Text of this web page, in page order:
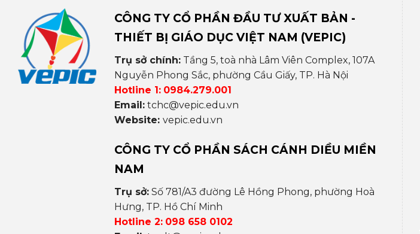
CÔNG TY CỔ PHẦN ĐẦU TƯ XUẤT BẢN -
THIẾT BỊ GIÁO DỤC VIỆT NAM (VEPIC)
Trụ sở chính:Tầng 5, toà nhà Lâm Viên Complex, 107A
Nguyễn Phong Sắc, phường Cầu Giấy, TP. Hà Nội
Hotline 1: 0984.279.001
Email: tchc@vepic.edu.vn
Website: vepic.edu.vn
CÔNG TY CỔ PHẦN SÁCH CÁNH DIỀU MIỀN
NAM
Trụ sở:Số 781/A3 đường Lê Hồng Phong, phường Hoà
Hưng, TP. Hồ Chí Minh
Hotline 2: 098 658 0102